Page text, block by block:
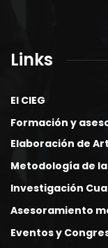
Links
El CIEG
Formación y
Elaboración de
Metodología de
Investigación
Asesoramiento
Eventos y